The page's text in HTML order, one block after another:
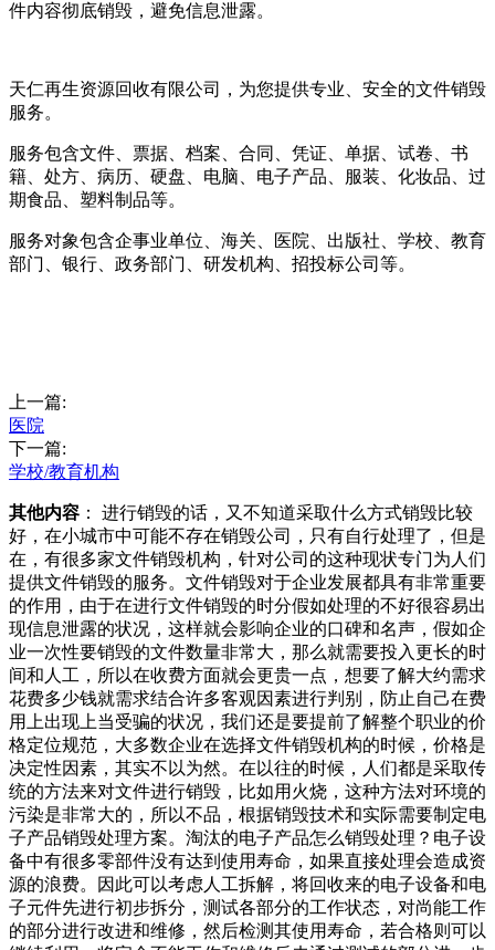
件内容彻底销毁，避免信息泄露。
天仁再生资源回收有限公司，为您提供专业、安全的文件销毁
服务。
服务包含文件、票据、档案、合同、凭证、单据、试卷、书
籍、处方、病历、硬盘、电脑、电子产品、服装、化妆品、过
期食品、塑料制品等。
服务对象包含企事业单位、海关、医院、出版社、学校、教育
部门、银行、政务部门、研发机构、招投标公司等。
上一篇:
医院
下一篇:
学校/教育机构
其他内容 ： 进行销毁的话，又不知道采取什么方式销毁比较
好，在小城市中可能不存在销毁公司，只有自行处理了，但是
在，有很多家文件销毁机构，针对公司的这种现状专门为人们
提供文件销毁的服务。文件销毁对于企业发展都具有非常重要
的作用，由于在进行文件销毁的时分假如处理的不好很容易出
现信息泄露的状况，这样就会影响企业的口碑和名声，假如企
业一次性要销毁的文件数量非常大，那么就需要投入更长的时
间和人工，所以在收费方面就会更贵一点，想要了解大约需求
花费多少钱就需求结合许多客观因素进行判别，防止自己在费
用上出现上当受骗的状况，我们还是要提前了解整个职业的价
格定位规范，大多数企业在选择文件销毁机构的时候，价格是
决定性因素，其实不以为然。在以往的时候，人们都是采取传
统的方法来对文件进行销毁，比如用火烧，这种方法对环境的
污染是非常大的，所以不品，根据销毁技术和实际需要制定电
子产品销毁处理方案。淘汰的电子产品怎么销毁处理？电子设
备中有很多零部件没有达到使用寿命，如果直接处理会造成资
源的浪费。因此可以考虑人工拆解，将回收来的电子设备和电
子元件先进行初步拆分，测试各部分的工作状态，对尚能工作
的部分进行改进和维修，然后检测其使用寿命，若合格则可以